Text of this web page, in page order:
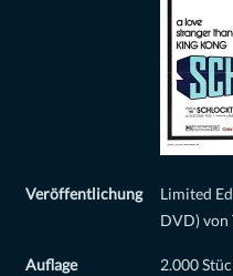
Veröffentlichung
Limited
DVD) von
Auflage
2.000